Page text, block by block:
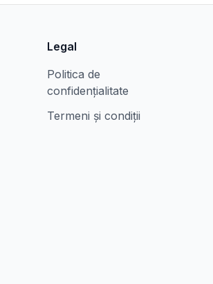
Legal
Politica de
confidențialitate
Termeni și condiții